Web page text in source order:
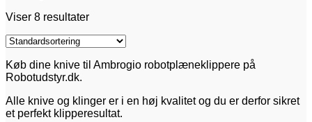
Viser 8 resultater
Køb dine knive til Ambrogio robotplæneklippere på
Robotudstyr.dk.
Alle knive og klinger er i en høj kvalitet og du er derfor sikret
et perfekt klipperesultat.